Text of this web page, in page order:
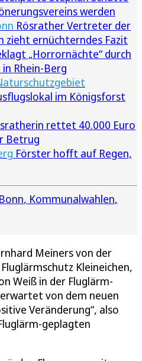
werden
Rösrather Vertreter der
zieht ernüchterndes Fazit
„Horrornächte“ durch
Rhein-Berg
im Königsforst
rettet 40.000 Euro
Betrug
Förster hofft auf Regen,
Kommunalwahlen
Meiners von der
Kleineichen,
Weiß in der Fluglärm-
von dem neuen
Veränderung“, also
geplagten